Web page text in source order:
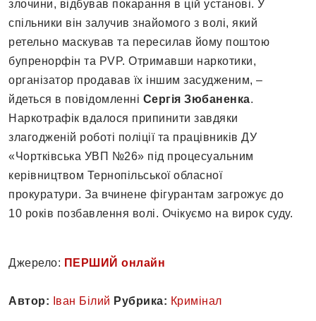
злочини, відбував покарання в цій установі. У
спільники він залучив знайомого з волі, який
ретельно маскував та пересилав йому поштою
бупренорфін та PVP. Отримавши наркотики,
організатор продавав їх іншим засудженим, –
йдеться в повідомленні Сергія Зюбаненка.
Наркотрафік вдалося припинити завдяки
злагодженій роботі поліції та працівників ДУ
«Чортківська УВП №26» під процесуальним
керівництвом Тернопільської обласної
прокуратури. За вчинене фігурантам загрожує до
10 років позбавлення волі. Очікуємо на вирок суду.
Джерело: ПЕРШИЙ онлайн
Автор: Іван Білий Рубрика: Кримінал